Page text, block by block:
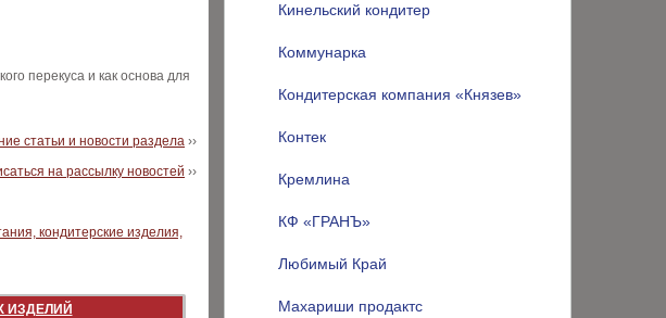
Кинельский кондитер
Коммунарка
Кондитерская компания «Князев»
Контек
Кремлина
КФ «ГРАНЪ»
Любимый Край
Махариши продактс
перекуса и как основа для
статьи и новости раздела ››
на рассылку новостей ››
ИЗДЕЛИЙ